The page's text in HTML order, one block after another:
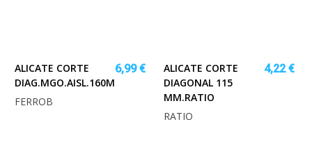
ALICATE CORTE
DIAG.MGO.AISL.160MM.FERROB
6,99 €
FERROB
ALICATE CORTE
DIAGONAL 115
MM.RATIO
4,22 €
RATIO